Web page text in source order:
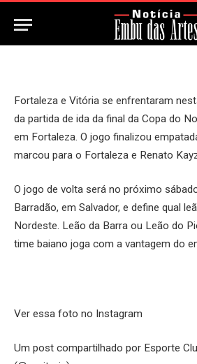
3 de Junho, 2026 Updated: 3 de Junho,
Fortaleza e Vitória se enfrentaram
da partida de ida da final da Copa do
em Fortaleza. O jogo finalizou
marcou para o Fortaleza e Renato
O jogo de volta será no próximo
Barradão, em Salvador, e define qual
Nordeste. Leão da Barra ou Leão do
time baiano joga com a vantagem do
Ver essa foto no Instagram
Um post compartilhado por Esporte